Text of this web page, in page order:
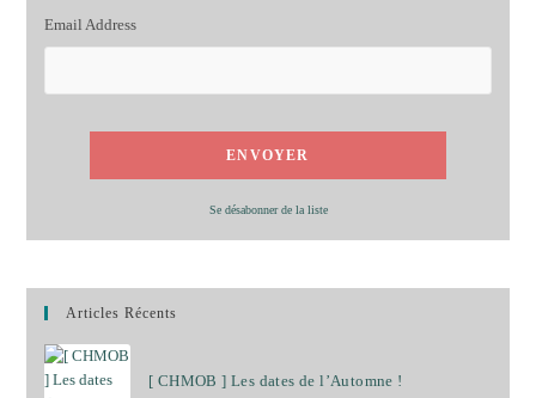
Email Address
Se désabonner de la liste
Articles Récents
[ CHMOB ] Les dates de l’Automne !